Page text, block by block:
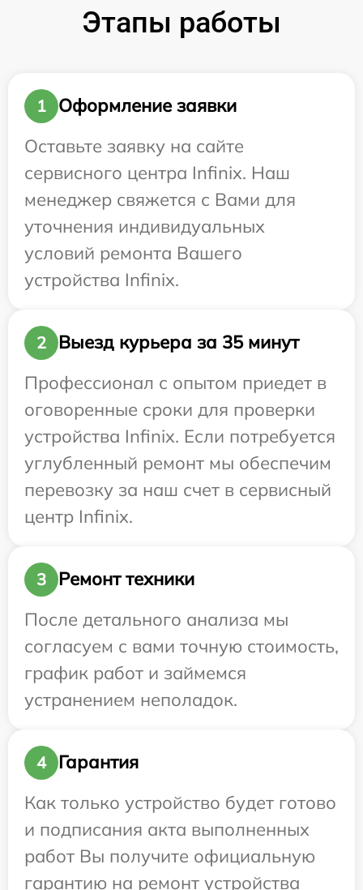
Этапы работы
1
Оформление заявки
Оставьте заявку на сайте
сервисного центра Infinix. Наш
менеджер свяжется с Вами для
уточнения индивидуальных
условий ремонта Вашего
устройства Infinix.
2
Выезд курьера за 35 минут
Профессионал с опытом приедет в
оговоренные сроки для проверки
устройства Infinix. Если потребуется
углубленный ремонт мы обеспечим
перевозку за наш счет в сервисный
центр Infinix.
3
Ремонт техники
После детального анализа мы
согласуем с вами точную стоимость,
график работ и займемся
устранением неполадок.
4
Гарантия
Как только устройство будет готово
и подписания акта выполненных
работ Вы получите официальную
гарантию на ремонт устройства